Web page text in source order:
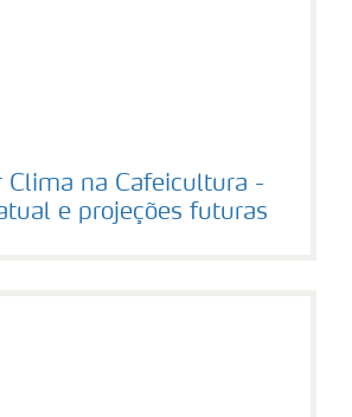
Clima na Cafeicultura -
e projeções futuras